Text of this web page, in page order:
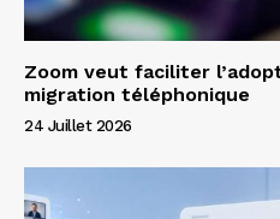
Zoom veut faciliter
migration téléphonique
24 Juillet 2026